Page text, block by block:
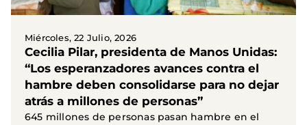
Miércoles, 22 Julio, 2026
Cecilia Pilar, presidenta de Manos Unidas:
“Los esperanzadores avances contra el
hambre deben consolidarse para no dejar
atrás a millones de personas”
645 millones de personas pasan hambre en el